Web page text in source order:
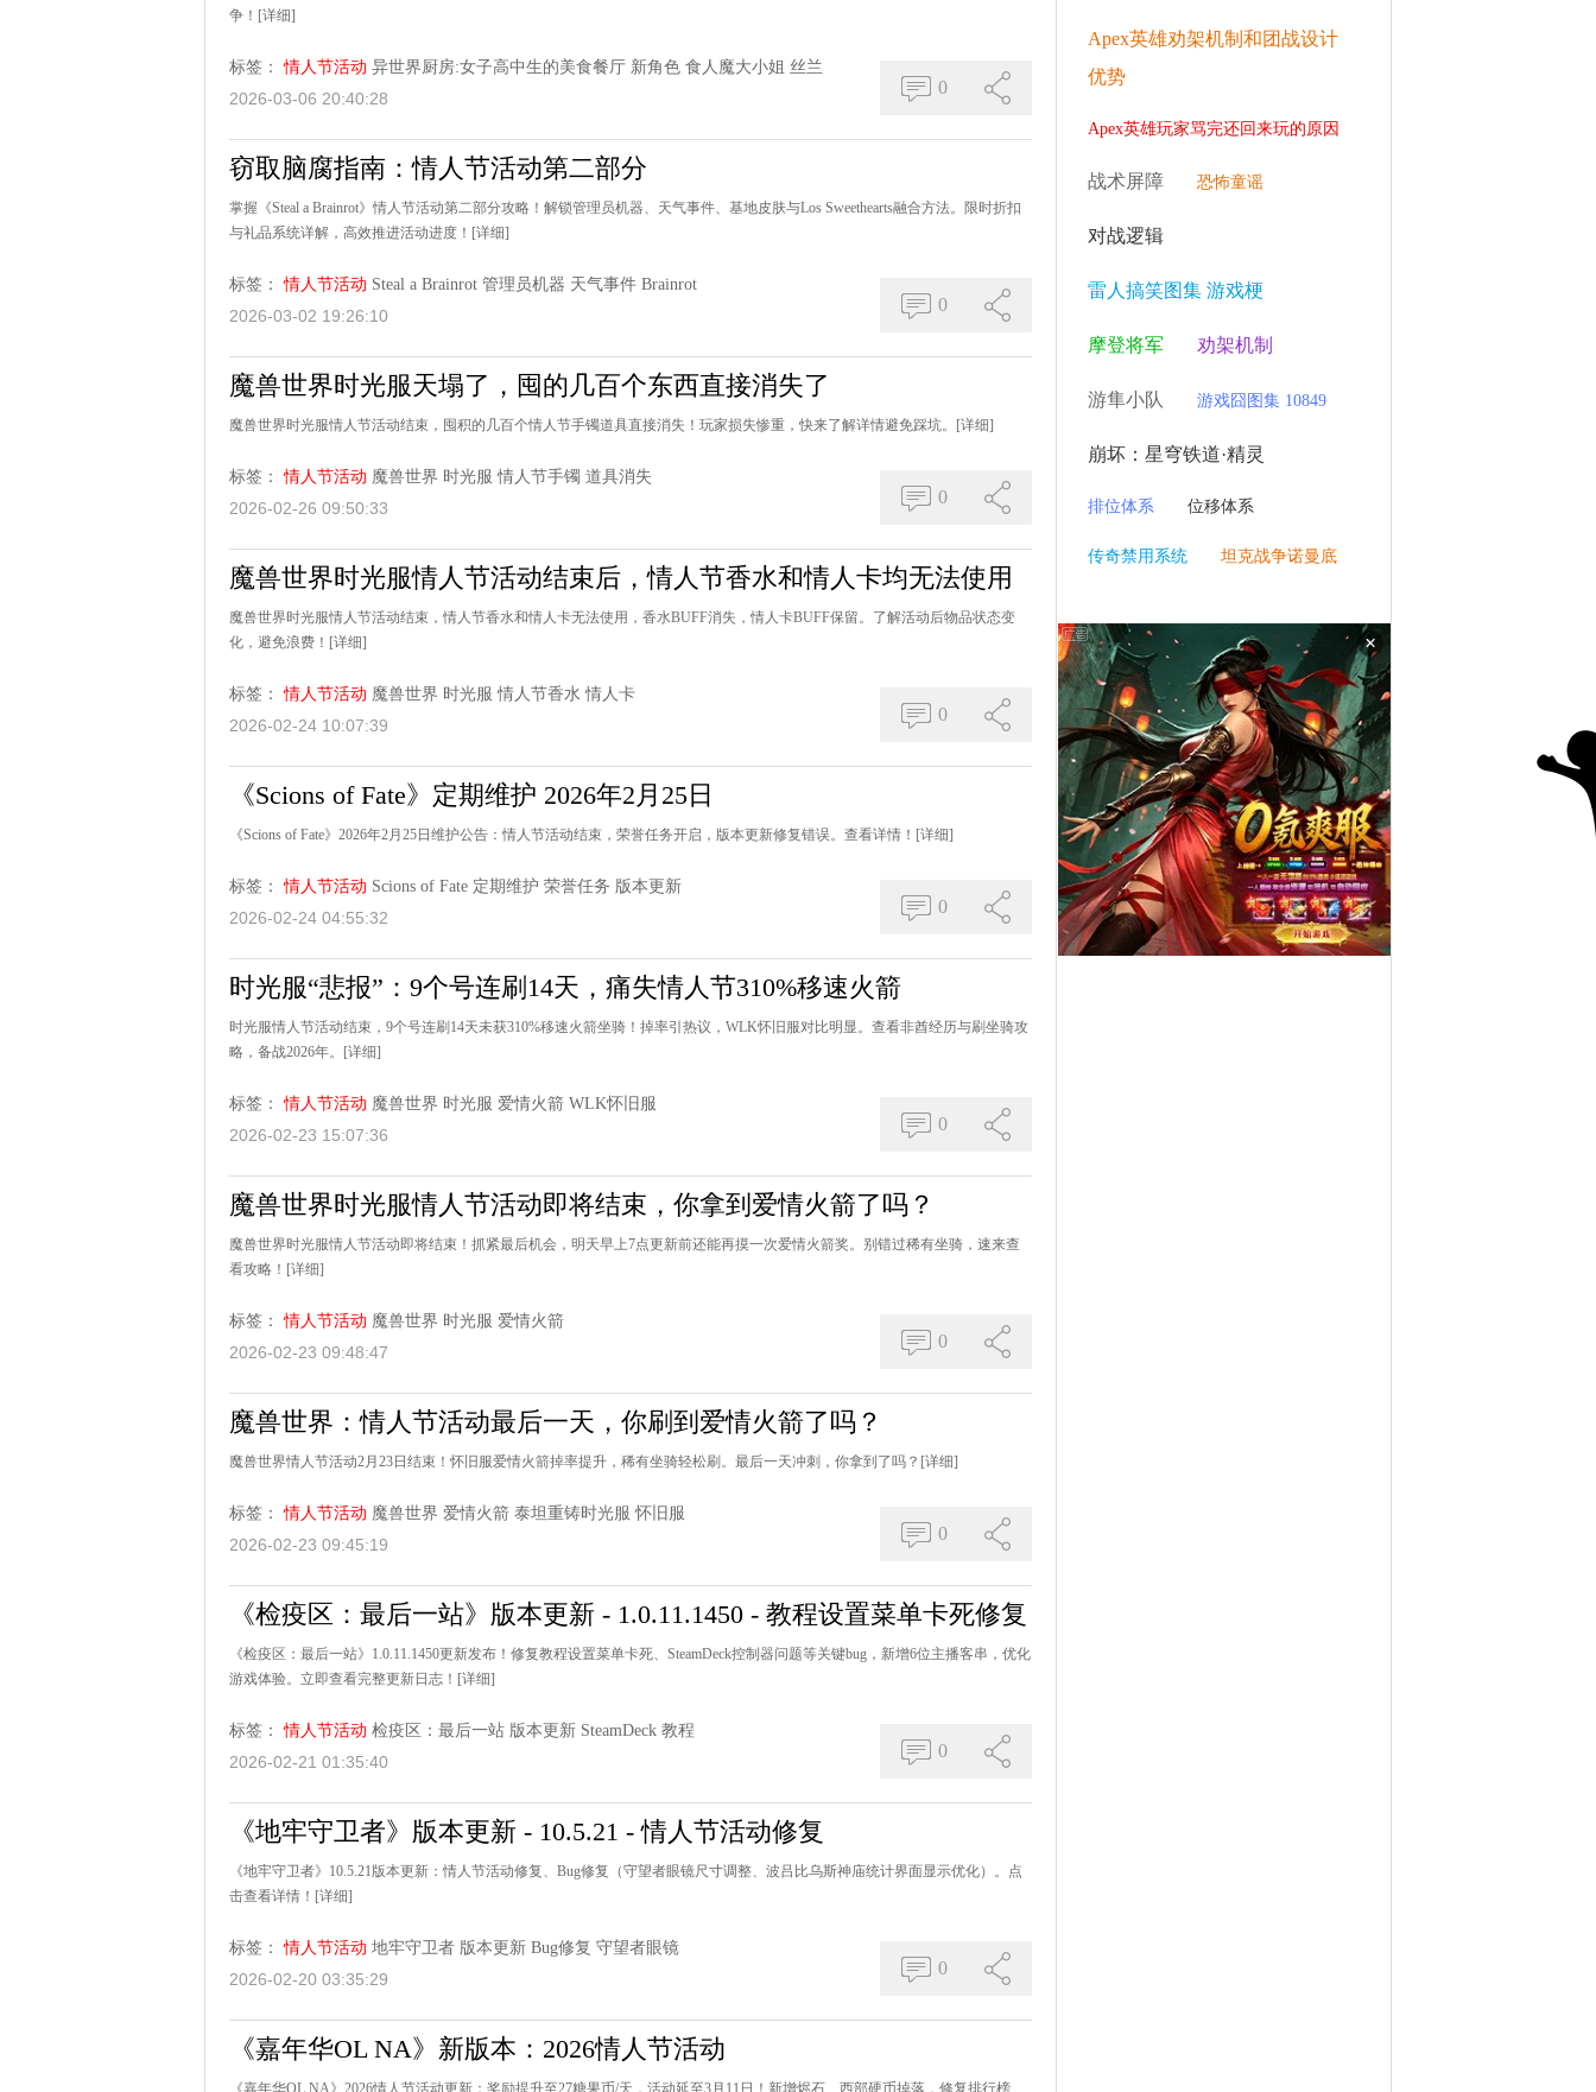
争！ [详细]
标签： 情人节活动 异世界厨房:女子高中生的美食餐厅 新角色 食人魔大小姐 丝兰
2026-03-06 20:40:28
0
窃取脑腐指南：情人节活动第二部分
掌握《Steal a Brainrot》情人节活动第二部分攻略！解锁管理员机器、天气事件、基地皮肤与Los Sweethearts融合方法。限时折扣
与礼品系统详解，高效推进活动进度！ [详细]
标签： 情人节活动 Steal a Brainrot 管理员机器 天气事件 Brainrot
2026-03-02 19:26:10
0
魔兽世界时光服天塌了，囤的几百个东西直接消失了
魔兽世界时光服情人节活动结束，囤积的几百个情人节手镯道具直接消失！玩家损失惨重，快来了解详情避免踩坑。 [详细]
标签： 情人节活动 魔兽世界 时光服 情人节手镯 道具消失
2026-02-26 09:50:33
0
魔兽世界时光服情人节活动结束后，情人节香水和情人卡均无法使用
魔兽世界时光服情人节活动结束，情人节香水和情人卡无法使用，香水BUFF消失，情人卡BUFF保留。了解活动后物品状态变
化，避免浪费！ [详细]
标签： 情人节活动 魔兽世界 时光服 情人节香水 情人卡
2026-02-24 10:07:39
0
《Scions of Fate》定期维护 2026年2月25日
《Scions of Fate》2026年2月25日维护公告：情人节活动结束，荣誉任务开启，版本更新修复错误。查看详情！ [详细]
标签： 情人节活动 Scions of Fate 定期维护 荣誉任务 版本更新
2026-02-24 04:55:32
0
时光服“悲报”：9个号连刷14天，痛失情人节310%移速火箭
时光服情人节活动结束，9个号连刷14天未获310%移速火箭坐骑！掉率引热议，WLK怀旧服对比明显。查看非酋经历与刷坐骑攻
略，备战2026年。
[详细]
标签： 情人节活动 魔兽世界 时光服 爱情火箭 WLK怀旧服
2026-02-23 15:07:36
0
魔兽世界时光服情人节活动即将结束，你拿到爱情火箭了吗？
魔兽世界时光服情人节活动即将结束！抓紧最后机会，明天早上7点更新前还能再摸一次爱情火箭奖。别错过稀有坐骑，速来查
看攻略！ [详细]
标签： 情人节活动 魔兽世界 时光服 爱情火箭
2026-02-23 09:48:47
0
魔兽世界：情人节活动最后一天，你刷到爱情火箭了吗？
魔兽世界情人节活动2月23日结束！怀旧服爱情火箭掉率提升，稀有坐骑轻松刷。最后一天冲刺，你拿到了吗？ [详细]
标签： 情人节活动 魔兽世界 爱情火箭 泰坦重铸时光服 怀旧服
2026-02-23 09:45:19
0
《检疫区：最后一站》版本更新 - 1.0.11.1450 - 教程设置菜单卡死修复
《检疫区：最后一站》1.0.11.1450更新发布！修复教程设置菜单卡死、SteamDeck控制器问题等关键bug，新增6位主播客串，优化
游戏体验。立即查看完整更新日志！ [详细]
标签： 情人节活动 检疫区：最后一站 版本更新 SteamDeck 教程
2026-02-21 01:35:40
0
《地牢守卫者》版本更新 - 10.5.21 - 情人节活动修复
《地牢守卫者》10.5.21版本更新：情人节活动修复、Bug修复（守望者眼镜尺寸调整、波吕比乌斯神庙统计界面显示优化）。点
击查看详情！ [详细]
标签： 情人节活动 地牢守卫者 版本更新 Bug修复 守望者眼镜
2026-02-20 03:35:29
0
《嘉年华OL NA》新版本：2026情人节活动
《嘉年华OL NA》2026情人节活动更新：奖励提升至27糖果币/天，活动延至3月11日！新增烬石、西部硬币掉落，修复排行榜
Apex英雄劝架机制和团战设计
优势
Apex英雄玩家骂完还回来玩的原因
战术屏障 恐怖童谣
对战逻辑
雷人搞笑图集 游戏梗
摩登将军 劝架机制
游隼小队 游戏囧图集 10849
崩坏：星穹铁道·精灵
排位体系 位移体系
传奇禁用系统 坦克战争诺曼底
×